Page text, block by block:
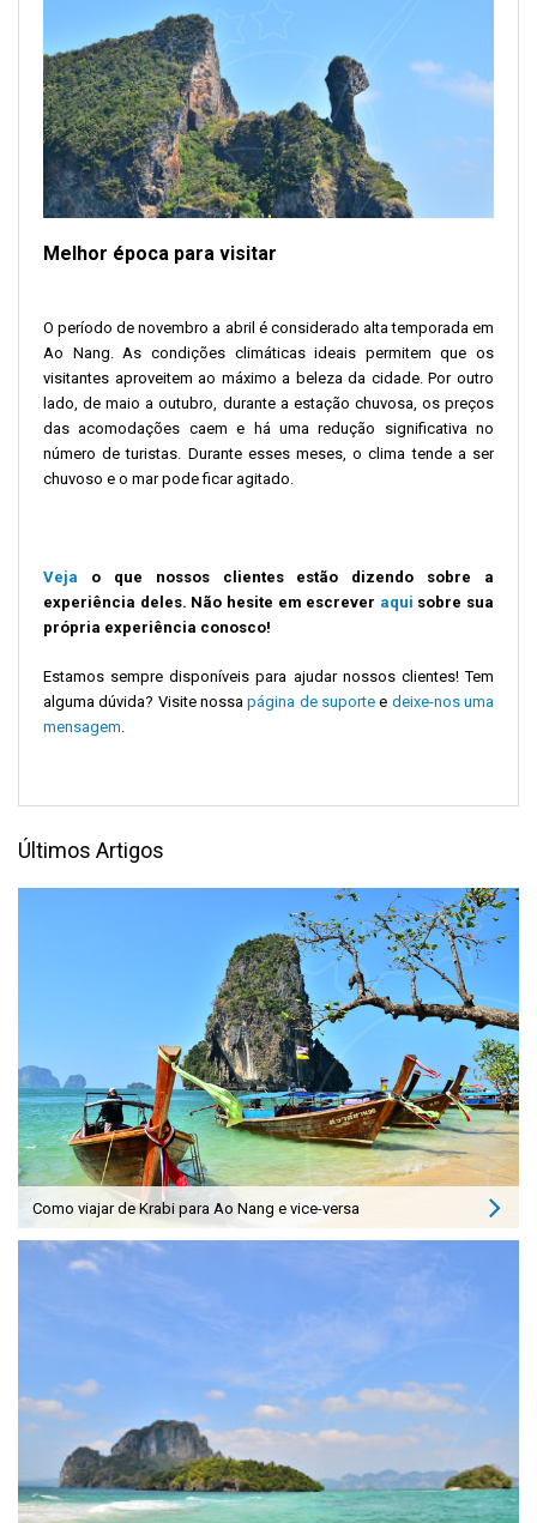
Melhor época para visitar
O período de novembro a abril é considerado alta temporada em
Ao Nang. As condições climáticas ideais permitem que os
visitantes aproveitem ao máximo a beleza da cidade. Por outro
lado, de maio a outubro, durante a estação chuvosa, os preços
das acomodações caem e há uma redução significativa no
número de turistas. Durante esses meses, o clima tende a ser
chuvoso e o mar pode ficar agitado.
Veja o que nossos clientes estão dizendo sobre a
experiência deles. Não hesite em escrever aqui sobre sua
própria experiência conosco!
Estamos sempre disponíveis para ajudar nossos clientes! Tem
alguma dúvida? Visite nossapágina de suporte e deixe-nos uma
mensagem.
Últimos Artigos
Como viajar de Krabi para Ao Nang e vice-versa